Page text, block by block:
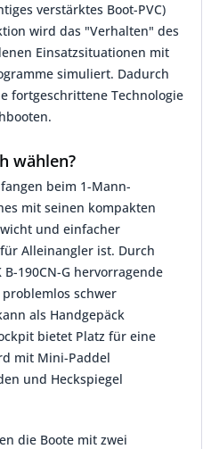
verstärktes Boot-PVC)
wird das "Verhalten" des
Einsatzsituationen mit
simuliert. Dadurch
fortgeschrittene Technologie
wählen?
beim 1-Mann-
mit seinen kompakten
und einfacher
Alleinangler ist. Durch
190CN-G hervorragende
schwer
als Handgepäck
bietet Platz für eine
mit Mini-Paddel
und Heckspiegel
die Boote mit zwei